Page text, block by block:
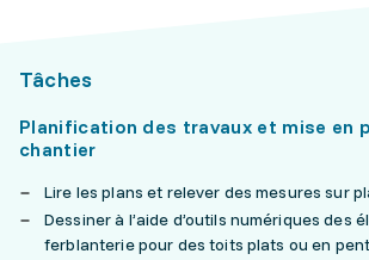
Tâches
Planification des travaux et mise en
chantier
Lire les plans et relever des mesures sur
Dessiner à l’aide d’outils numériques des
ferblanterie pour des toits plats ou en